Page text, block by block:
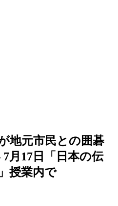
地元市民との囲碁
月17日「日本の伝
授業内で